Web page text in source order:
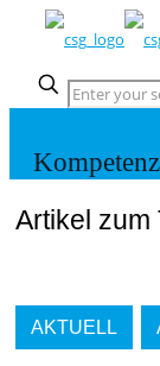
Artikel zum
AKTUELL